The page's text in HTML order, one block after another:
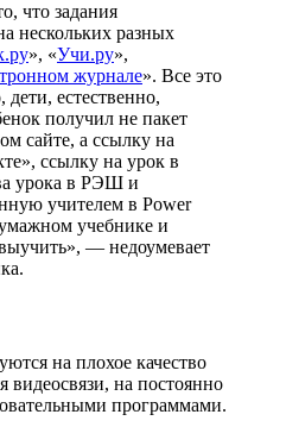
что задания
нескольких разных
», «Учи.ру»,
журнале». Все это
естественно,
получил не пакет
сайте, а ссылку на
ссылку на урок в
урока в РЭШ и
учителем в Power
учебнике и
— недоумевает
на плохое качество
видеосвязи, на постоянно
программами.